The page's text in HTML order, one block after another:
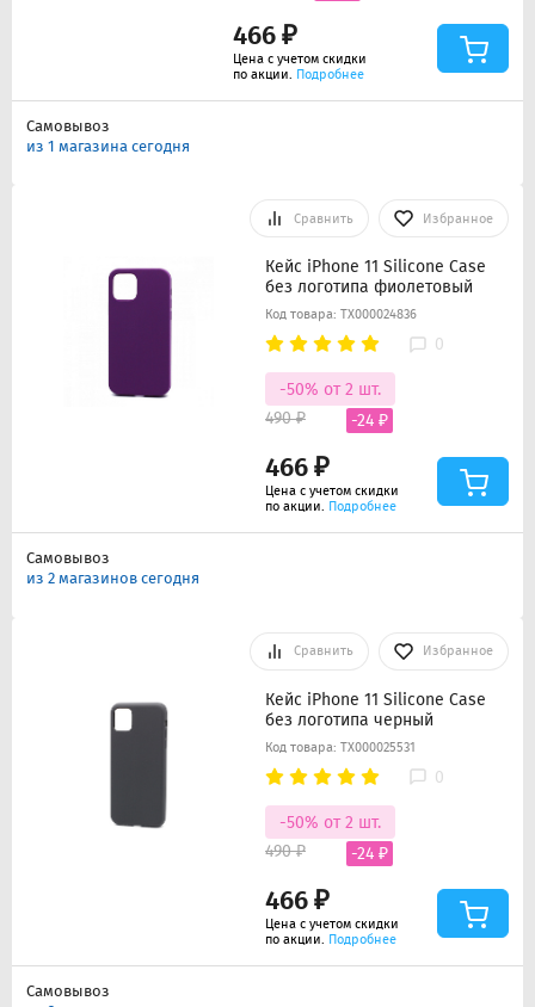
466 ₽
Цена с учетом скидки
по акции. Подробнее
Самовывоз
из 1 магазина сегодня
Сравнить Избранное
Кейс iPhone 11 Silicone Case
без логотипа фиолетовый
Код товара: ТХ000024836
0
-50% от 2 шт.
466 ₽
490 ₽ -24 ₽
Цена с учетом скидки
по акции. Подробнее
Самовывоз
из 2 магазинов сегодня
Сравнить Избранное
Кейс iPhone 11 Silicone Case
без логотипа черный
Код товара: ТХ000025531
0
-50% от 2 шт.
466 ₽
490 ₽ -24 ₽
Цена с учетом скидки
по акции. Подробнее
Самовывоз